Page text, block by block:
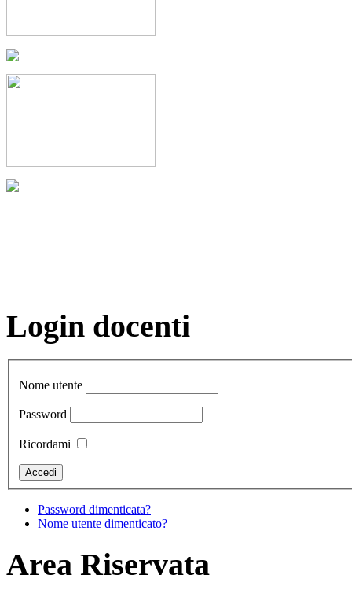
Login docenti
Nome utente
Password
Ricordami
Password dimenticata?
Nome utente dimenticato?
Area Riservata